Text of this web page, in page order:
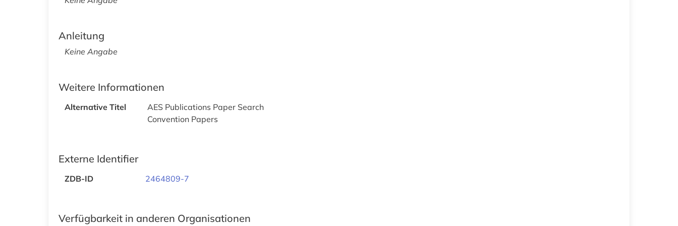
Anleitung
Keine Angabe
Weitere Informationen
Alternative Titel
AES Publications Paper Search
Convention Papers
Externe Identifier
ZDB-ID 2464809-7
Verfügbarkeit in anderen Organisationen